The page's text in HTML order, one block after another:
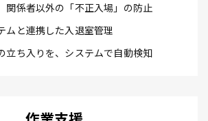
関係者以外の「不正入場」の防止
ムと連携した入退室管理
立ち入りを、システムで自動検知